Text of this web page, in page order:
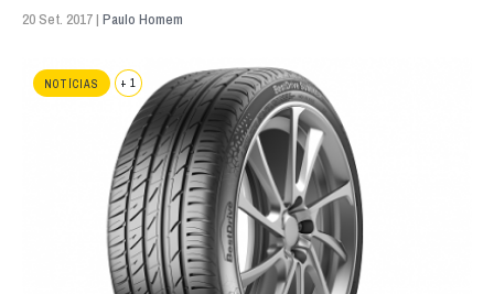
20 Set. 2017 | Paulo Homem
NOTÍCIAS + 1